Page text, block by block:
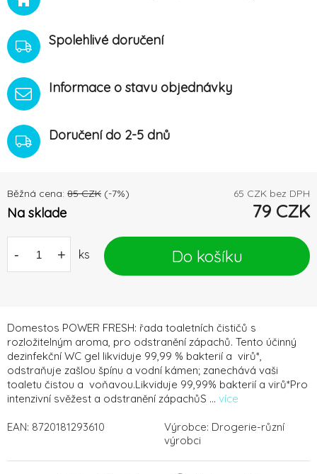
Domestos POWER FRESH: řada toaletních čističů s
rozložitelným aroma, pro odstranění zápachů. Tento účinný
dezinfekční WC gel likviduje 99,99 % bakterií a virů*,
odstraňuje zašlou špínu a vodní kámen; zanechává vaši
toaletu čistou a voňavou.Likviduje 99,99% bakterií a virů*Pro
intenzivní svěžest a odstranění zápachůS ... více
Běžná cena: 85 CZK (-7%) 65 CZK bez DPH
Na sklade 79 CZK
- + ks Do košíku
Spolehlivé doručení
Informace o stavu objednávky
Doručení do 2-5 dnů
EAN: 8720181293610 Výrobce: Drogerie-různí
výrobci